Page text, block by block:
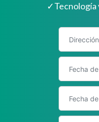
✓Tecnología